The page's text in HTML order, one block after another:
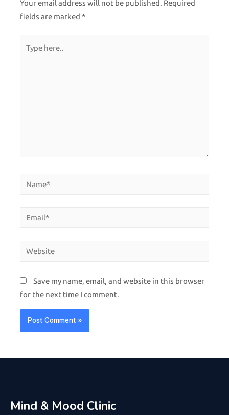
Your email address will not be published. Required
fields are marked*
Save my name, email, and website in this browser
for the next time I comment.
Mind & Mood Clinic